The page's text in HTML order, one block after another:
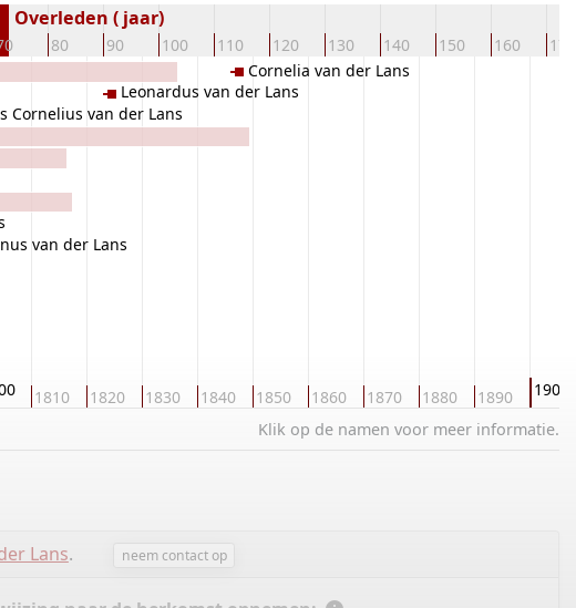
80 90 100 110 120 130 140 150 160 170
Overleden ( jaar)
1810 1820 1830 1840 1850 1860 1870 1880 1890 1900
Cornelius van der Lans
van der Lans
Leonardus van der Lans
Cornelia van der Lans
Klik op de namen voor meer informatie.
Lans. neem contact op